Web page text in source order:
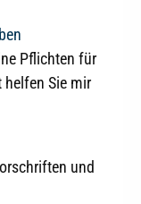
Pflichten für
helfen Sie mir
und